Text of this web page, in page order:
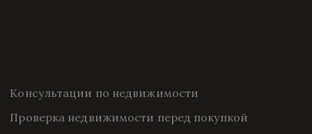
Консультации по недвижимости
Проверка недвижимости перед покупкой